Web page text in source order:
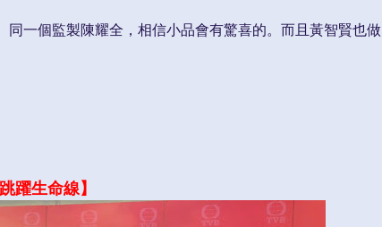
一個監製陳耀全，相信小品會有驚喜的。而且黃智賢也做
躍生命線】